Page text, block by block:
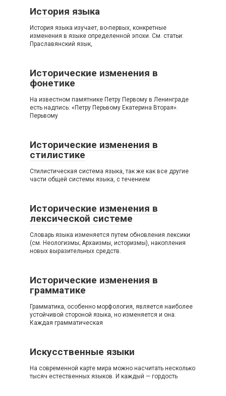
История языка
История языка изучает, во-первых, конкретные
изменения в языке определенной эпохи. См. статьи:
Праславянский язык,
Исторические изменения в
фонетике
На известном памятнике Петру Первому в Ленинграде
есть надпись: «Петру Перьвому Екатерина Вторая».
Перьвому
Исторические изменения в
стилистике
Стилистическая система языка, так же как все другие
части общей системы языка, с течением
Исторические изменения в
лексической системе
Словарь языка изменяется путем обновления лексики
(см. Неологизмы; Архаизмы, историзмы), накопления
новых выразительных средств.
Исторические изменения в
грамматике
Грамматика, особенно морфология, является наиболее
устойчивой стороной языка, но изменяется и она.
Каждая грамматическая
Искусственные языки
На современной карте мира можно насчитать несколько
тысяч естественных языков. И каждый — гордость